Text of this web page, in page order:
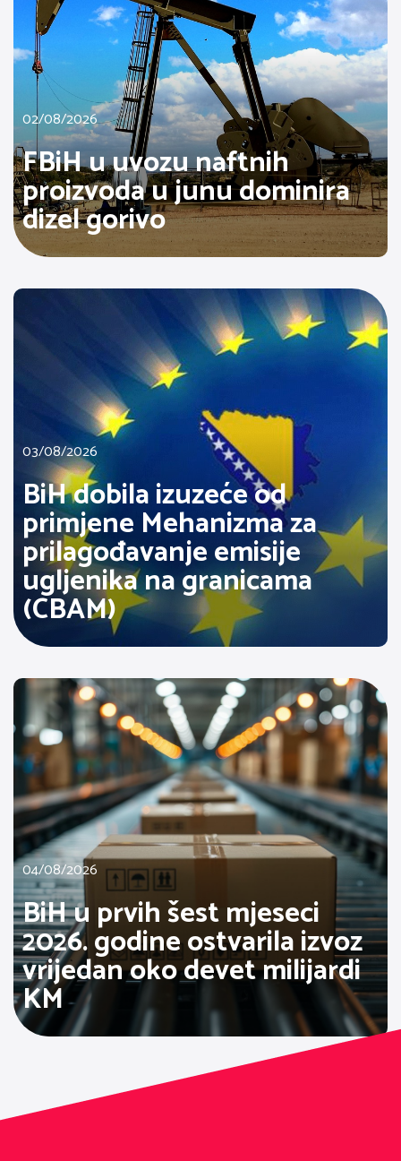
02/08/2026
FBiH u uvozu naftnih
proizvoda u junu dominira
dizel gorivo
03/08/2026
BiH dobila izuzeće od
primjene Mehanizma za
prilagođavanje emisije
ugljenika na granicama
(CBAM)
04/08/2026
BiH u prvih šest mjeseci
2026. godine ostvarila izvoz
vrijedan oko devet milijardi
KM